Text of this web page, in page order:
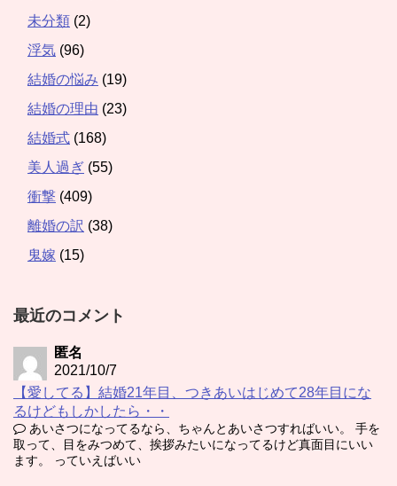
未分類 (2)
浮気 (96)
結婚の悩み (19)
結婚の理由 (23)
結婚式 (168)
美人過ぎ (55)
衝撃 (409)
離婚の訳 (38)
鬼嫁 (15)
最近のコメント
匿名
2021/10/7
【愛してる】結婚21年目、つきあいはじめて28年目にな
るけどもしかしたら・・
あいさつになってるなら、ちゃんとあいさつすればいい。 手を
取って、目をみつめて、挨拶みたいになってるけど真面目にいい
ます。 っていえばいい